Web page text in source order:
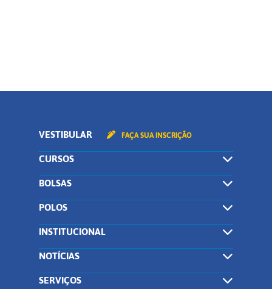
VESTIBULAR FAÇA SUA INSCRIÇÃO
CURSOS
BOLSAS
POLOS
INSTITUCIONAL
NOTÍCIAS
SERVIÇOS